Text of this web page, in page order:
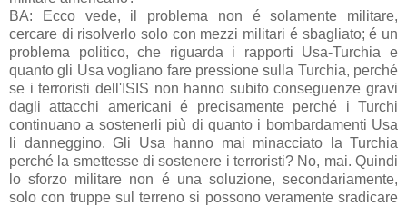
BA: Ecco vede, il problema non é solamente militare,
cercare di risolverlo solo con mezzi militari é sbagliato; é un
problema politico, che riguarda i rapporti Usa-Turchia e
quanto gli Usa vogliano fare pressione sulla Turchia, perché
se i terroristi dell'ISIS non hanno subito conseguenze gravi
dagli attacchi americani é precisamente perché i Turchi
continuano a sostenerli più di quanto i bombardamenti Usa
li danneggino. Gli Usa hanno mai minacciato la Turchia
perché la smettesse di sostenere i terroristi? No, mai. Quindi
lo sforzo militare non é una soluzione, secondariamente,
solo con truppe sul terreno si possono veramente sradicare